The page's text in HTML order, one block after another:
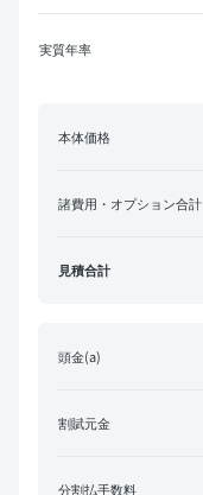
実質年率
本体価格
諸費用・オプション合計
見積合計
頭金(a)
割賦元金
分割払手数料